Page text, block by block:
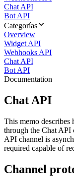
Chat API
Bot API
Categorías
Overview
Widget API
Webhooks API
Chat API
Bot API
Documentation
Chat API
This memo describes
through the Chat API
API channel is
required capable of
Channel